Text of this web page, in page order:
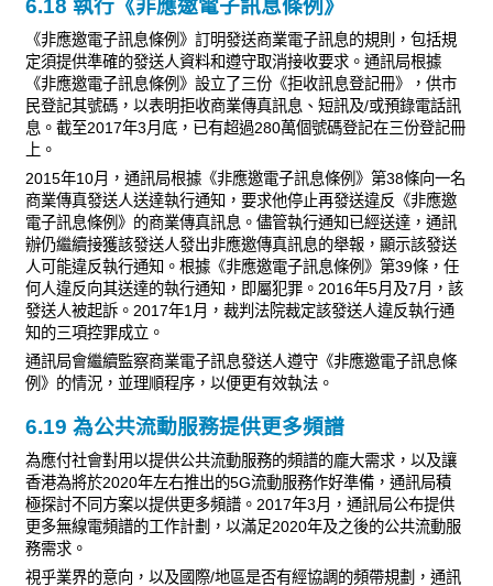
6.18 執行《非應邀電子訊息條例》
《非應邀電子訊息條例》訂明發送商業電子訊息的規則，包括規
定須提供準確的發送人資料和遵守取消接收要求。通訊局根據
《非應邀電子訊息條例》設立了三份《拒收訊息登記冊》，供市
民登記其號碼，以表明拒收商業傳真訊息、短訊及/或預錄電話訊
息。截至2017年3月底，已有超過280萬個號碼登記在三份登記冊
上。
2015年10月，通訊局根據《非應邀電子訊息條例》第38條向一名
商業傳真發送人送達執行通知，要求他停止再發送違反《非應邀
電子訊息條例》的商業傳真訊息。儘管執行通知已經送達，通訊
辦仍繼續接獲該發送人發出非應邀傳真訊息的舉報，顯示該發送
人可能違反執行通知。根據《非應邀電子訊息條例》第39條，任
何人違反向其送達的執行通知，即屬犯罪。2016年5月及7月，該
發送人被起訴。2017年1月，裁判法院裁定該發送人違反執行通
知的三項控罪成立。
通訊局會繼續監察商業電子訊息發送人遵守《非應邀電子訊息條
例》的情況，並理順程序，以便更有效執法。
6.19 為公共流動服務提供更多頻譜
為應付社會對用以提供公共流動服務的頻譜的龐大需求，以及讓
香港為將於2020年左右推出的5G流動服務作好準備，通訊局積
極探討不同方案以提供更多頻譜。2017年3月，通訊局公布提供
更多無線電頻譜的工作計劃，以滿足2020年及之後的公共流動服
務需求。
視乎業界的意向，以及國際/地區是否有經協調的頻帶規劃，通訊